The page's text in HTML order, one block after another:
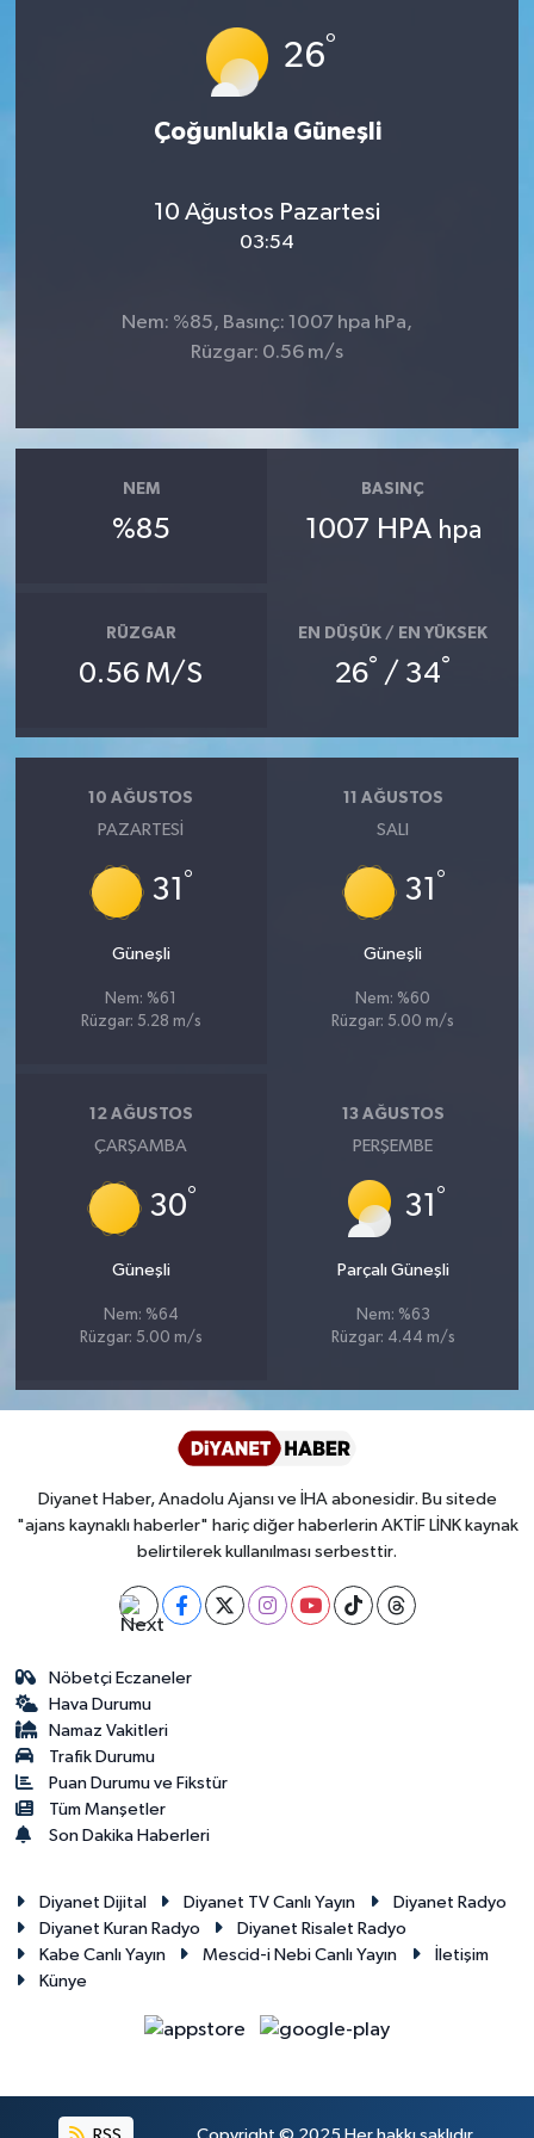
26°
Çoğunlukla Güneşli
10 Ağustos Pazartesi
03:54
Nem: %85, Basınç: 1007 hpa hPa,
Rüzgar: 0.56 m/s
NEM
%85
BASINÇ
1007 HPA hpa
RÜZGAR
0.56 M/S
EN DÜŞÜK / EN YÜKSEK
26° / 34°
10 AĞUSTOS
PAZARTESI
31 °
Güneşli
Nem: %61
Rüzgar: 5.28 m/s
11 AĞUSTOS
SALI
31 °
Güneşli
Nem: %60
Rüzgar: 5.00 m/s
12 AĞUSTOS
ÇARŞAMBA
30°
Güneşli
Nem: %64
Rüzgar: 5.00 m/s
13 AĞUSTOS
PERŞEMBE
31 °
Parçalı Güneşli
Nem: %63
Rüzgar: 4.44 m/s
Diyanet Haber, Anadolu Ajansı ve İHA abonesidir. Bu sitede
"ajans kaynaklı haberler" hariç diğer haberlerin AKTİF LİNK kaynak
belirtilerek kullanılması serbesttir.
Nöbetçi Eczaneler
Hava Durumu
Namaz Vakitleri
Trafik Durumu
Puan Durumu ve Fikstür
Tüm Manşetler
Son Dakika Haberleri
Diyanet Dijital Diyanet TV Canlı Yayın
Diyanet Radyo
Diyanet Kuran Radyo
Diyanet Risalet Radyo
Kabe Canlı Yayın
Mescid-i Nebi Canlı Yayın
İletişim
Künye
Ardahan Müftülüğü
Artvin Müftülüğü
Balıkesir Müftülüğü
Batman Müftülüğü
Bingöl Müftülüğü
Çanakkale Müftülüğü
Çankırı Müftülüğü
Çorum Müftülüğü
Denizli Müftülüğü
Düzce Müftülüğü
Edirne Müftülüğü
Elazığ Müftülüğü
Erzincan Müftülüğü
Eskişehir Müftülüğü
Gaziantep Müftülüğü
Giresun Müftülüğü
Gümüşhane Müftülüğü
Hakkari Müftülüğü
Hatay Müftülüğü
Iğdır Müftülüğü
İstanbul Müftülüğü
İzmir Müftülüğü
Peygamberimizin Hayatı
DİYANET AKADEMİ
DİYANET RADYO/TV
Podcast
Bilim, Teknoloji
Biyografiler
Diyanet TV
YAŞAM